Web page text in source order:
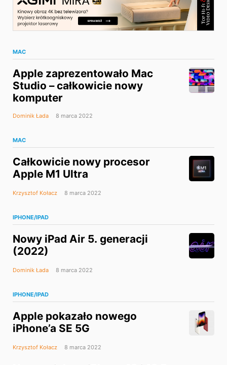
MAC
Apple zaprezentowało Mac
Studio – całkowicie nowy
komputer
Dominik Łada 8 marca 2022
MAC
Całkowicie nowy procesor
Apple M1 Ultra
Krzysztof Kołacz 8 marca 2022
IPHONE/IPAD
Nowy iPad Air 5. generacji
(2022)
Dominik Łada 8 marca 2022
IPHONE/IPAD
Apple pokazało nowego
iPhone’a SE 5G
Krzysztof Kołacz 8 marca 2022